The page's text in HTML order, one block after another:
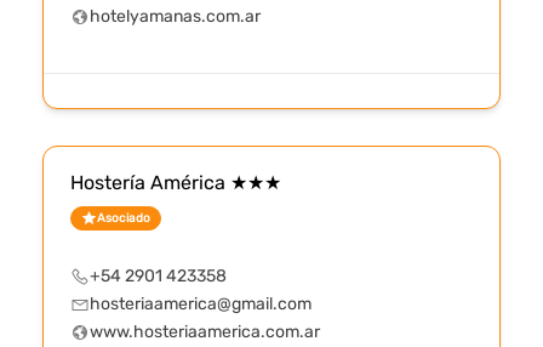
hotelyamanas.com.ar
Hostería América ★★★
Asociado
+54 2901 423358
hosteriaamerica@gmail.com
www.hosteriaamerica.com.ar